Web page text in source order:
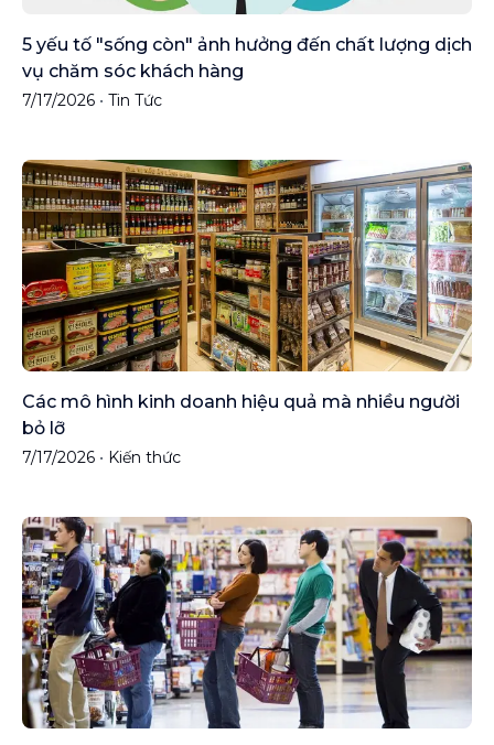
5 yếu tố "sống còn" ảnh hưởng đến chất lượng dịch
vụ chăm sóc khách hàng
7/17/2026 • Tin Tức
Các mô hình kinh doanh hiệu quả mà nhiều người
bỏ lỡ
7/17/2026 • Kiến thức